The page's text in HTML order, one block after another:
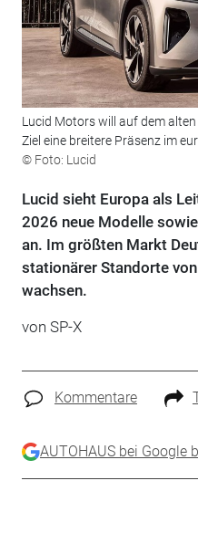
Lucid Motors will auf dem
Ziel eine breitere Präsenz im
© Foto: Lucid
Lucid sieht Europa als
2026 neue Modelle
an. Im größten Markt
stationärer Standorte
wachsen.
von SP-X
Kommentare
AUTOHAUS bei Google